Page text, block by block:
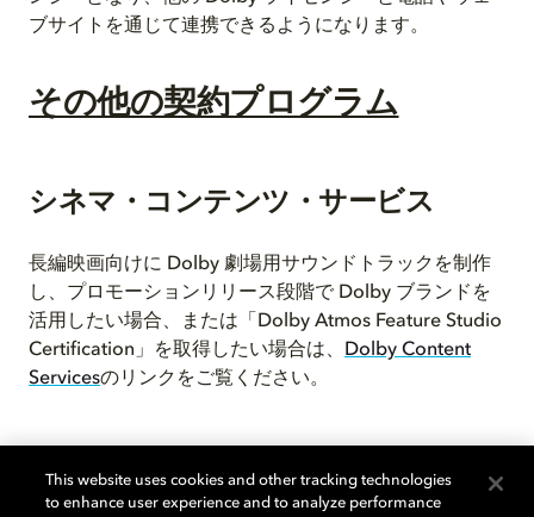
ブサイトを通じて連携できるようになります。
その他の契約プログラム
シネマ・コンテンツ・サービス
長編映画向けに Dolby 劇場用サウンドトラックを制作
し、プロモーションリリース段階で Dolby ブランドを
活用したい場合、または「Dolby Atmos Feature Studio
Certification」を取得したい場合は、
Dolby Content
Servicesのリンクをご覧ください。
認定された Dolby 製造業者
This website uses cookies and other tracking technologies
to enhance user experience and to analyze performance